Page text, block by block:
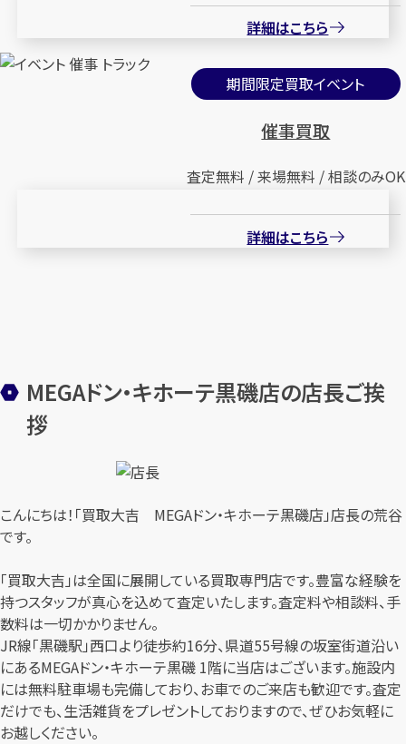
詳細はこちら
期間限定買取イベント
催事買取
査定無料 / 来場無料 / 相談のみOK
詳細はこちら
MEGAドン・キホーテ黒磯店の店長ご挨
拶
こんにちは！「買取大吉 MEGAドン・キホーテ黒磯店」店長の荒谷
です。
「買取大吉」は全国に展開している買取専門店です。豊富な経験を
持つスタッフが真心を込めて査定いたします。査定料や相談料、手
数料は一切かかりません。
JR線「黒磯駅」西口より徒歩約16分、県道55号線の坂室街道沿い
にあるMEGAドン・キホーテ黒磯 1階に当店はございます。施設内
には無料駐車場も完備しており、お車でのご来店も歓迎です。査定
だけでも、生活雑貨をプレゼントしておりますので、ぜひお気軽に
お越しください。